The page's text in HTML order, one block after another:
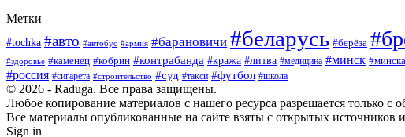
Метки
#tochka #авто #автобус #армия #барановичи #беларусь #берёза
#здоровье #каменец #кобрин #контрабанда #кража #литва #медицина #минск
#россия #сигарета #строительство #суд #такси #футбол #школа
© 2026 - Raduga. Все права защищены.
Любое копирование материалов с нашего ресурса разрешается только с
Все материалы опубликованные на сайте взяты с открытых источников
Sign in